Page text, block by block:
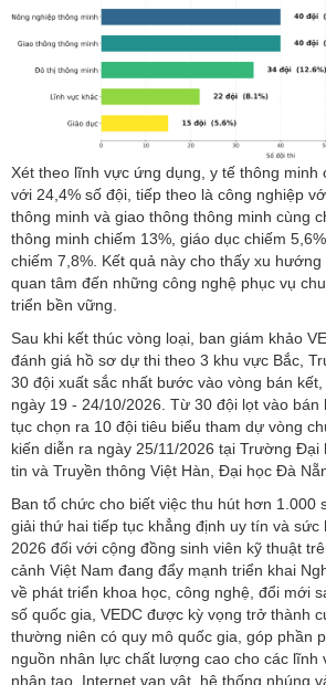
Xét theo lĩnh vực ứng dụng, y tế thông minh
với 24,4% số đội, tiếp theo là công nghiệp
thông minh và giao thông thông minh cùng
thông minh chiếm 13%, giáo dục chiếm
chiếm 7,8%. Kết quả này cho thấy xu
quan tâm đến những công nghệ phục vụ
triển bền vững.
Sau khi kết thúc vòng loại, ban giám khảo
đánh giá hồ sơ dự thi theo 3 khu vực Bắc,
30 đội xuất sắc nhất bước vào vòng bán
ngày 19 - 24/10/2026. Từ 30 đội lọt vào bán
tục chọn ra 10 đội tiêu biểu tham dự vòng
kiến diễn ra ngày 25/11/2026 tại Trường Đại
tin và Truyền thông Việt Hàn, Đại học Đà
Ban tổ chức cho biết việc thu hút hơn 1.000
giải thứ hai tiếp tục khẳng định uy tín và sức
2026 đối với cộng đồng sinh viên kỹ thuật
cảnh Việt Nam đang đẩy mạnh triển khai
về phát triển khoa học, công nghệ, đổi mới
số quốc gia, VEDC được kỳ vọng trở thành
thường niên có quy mô quốc gia, góp phần
nguồn nhân lực chất lượng cao cho các lĩnh
nhân tạo, Internet vạn vật, hệ thống nhúng